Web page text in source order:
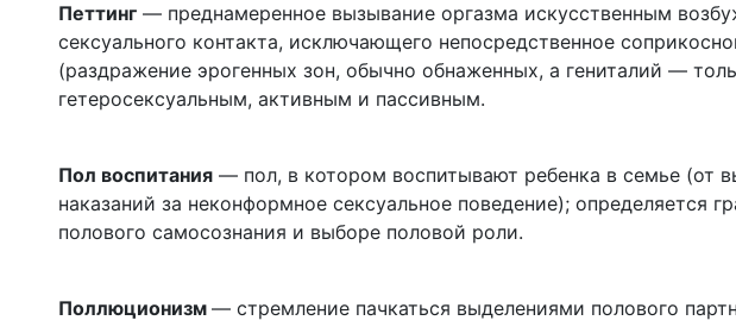
Петтинг — преднамеренное вызывание оргазма искусственным
сексуального контакта, исключающего непосредственное
(раздражение эрогенных зон, обычно обнаженных, а гениталий —
гетеросексуальным, активным и пассивным.
Пол воспитания — пол, в котором воспитывают ребенка в семье (от
наказаний за неконформное сексуальное поведение); определяется
полового самосознания и выборе половой роли.
Поллюционизм — стремление пачкаться выделениями полового